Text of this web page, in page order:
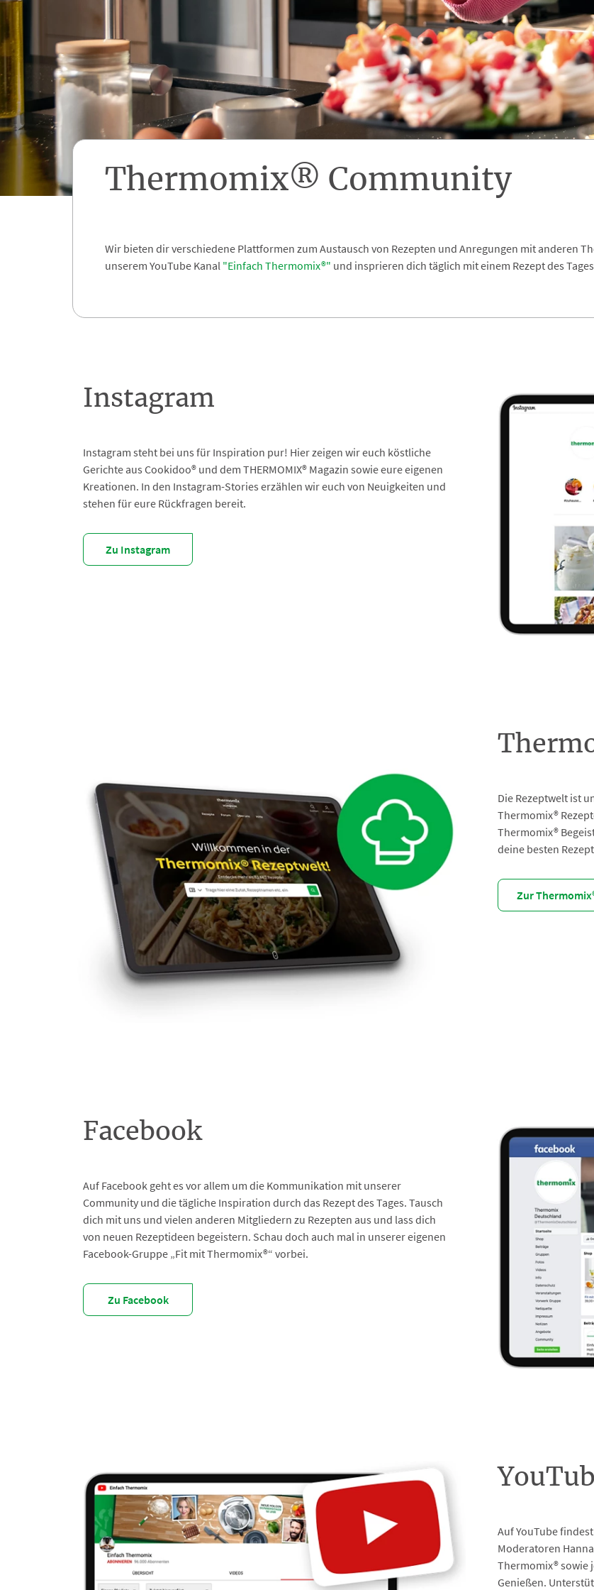
Thermomix® Community
Wir bieten dir verschiedene Plattformen zum Austausch von Rezepten und Anregungen mit anderen
unserem YouTube Kanal "Einfach Thermomix®" und insprieren dich täglich mit einem Rezept des
Instagram
Instagram steht bei uns für Inspiration pur! Hier zeigen wir euch köstliche
Gerichte aus Cookidoo® und dem THERMOMIX® Magazin sowie eure eigenen
Kreationen. In den Instagram-Stories erzählen wir euch von Neuigkeiten und
stehen für eure Rückfragen bereit.
Zu Instagram
Die Rezeptwelt ist
Thermomix®
Thermomix®
deine besten
Zur
Facebook
Auf Facebook geht es vor allem um die Kommunikation mit unserer
Community und die tägliche Inspiration durch das Rezept des Tages. Tausch
dich mit uns und vielen anderen Mitgliedern zu Rezepten aus und lass dich
von neuen Rezeptideen begeistern. Schau doch auch mal in unserer eigenen
Facebook-Gruppe „Fit mit Thermomix®“ vorbei.
Zu Facebook
Auf YouTube
Moderatoren
Thermomix® sowie
Genießen.